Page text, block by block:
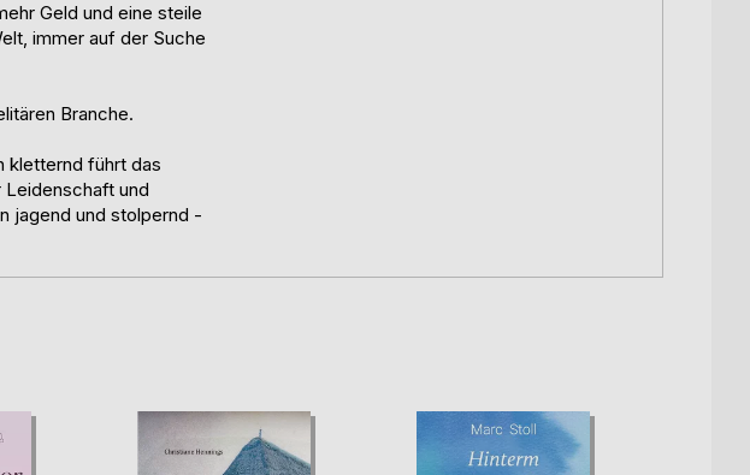
Geld und eine steile
immer auf der Suche
Branche.
kletternd führt das
Leidenschaft und
jagend und stolpernd -